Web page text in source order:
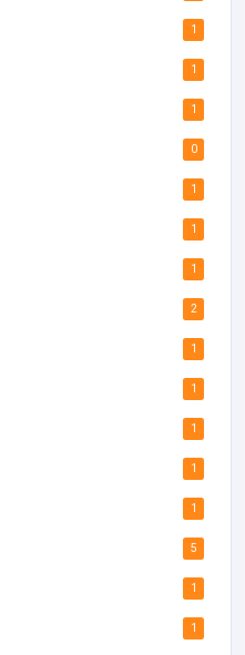
1
1
1
0
1
1
1
2
1
1
1
1
1
5
1
1